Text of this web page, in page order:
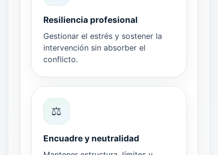
Resiliencia profesional
Gestionar el estrés y sostener la
intervención sin absorber el
conflicto.
⚖️
Encuadre y neutralidad